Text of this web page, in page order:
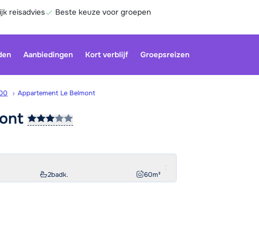
reisadvies Beste keuze voor groepen
Aanbiedingen Kort verblijf Groepsreizen
Appartement Le Belmont
2badk. 60m²